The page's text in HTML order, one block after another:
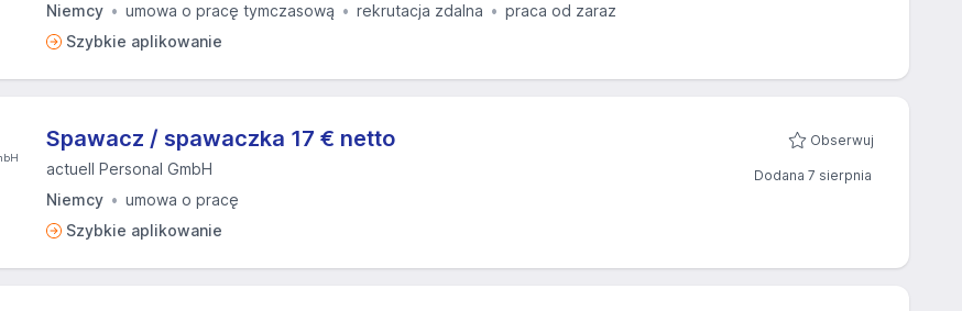
Niemcy umowa o pracę tymczasową rekrutacja zdalna
praca od zaraz
Szybkie aplikowanie
Spawacz / spawaczka 17 € netto
actuell Personal GmbH
Niemcy
umowa o pracę
Szybkie aplikowanie
Obserwuj
Dodana 7 sierpnia